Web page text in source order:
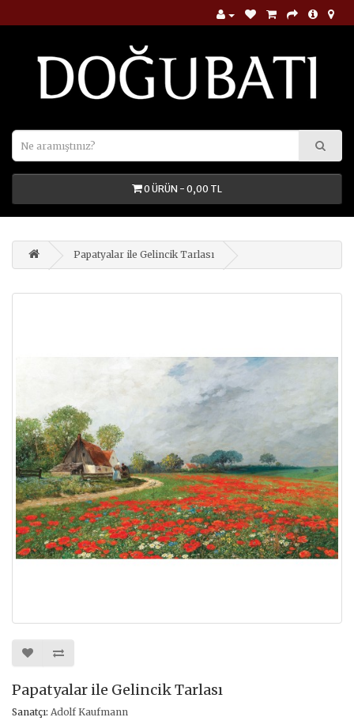
0 ÜRÜN - 0,00 TL
Papatyalar ile Gelincik Tarlası
Papatyalar ile Gelincik Tarlası
Sanatçı: Adolf Kaufmann